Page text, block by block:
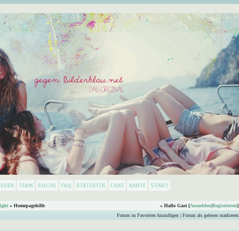
» Homepagehilfe » Hallo Gast [Anmelden|Registrieren]
Forum zu Favoriten hinzufügen | Forum als gelesen markieren